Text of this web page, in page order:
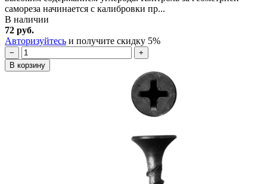
самореза начинается с калибровки пр...
В наличии
72 руб.
Авторизуйтесь и получите скидку 5%
−
+
В корзину